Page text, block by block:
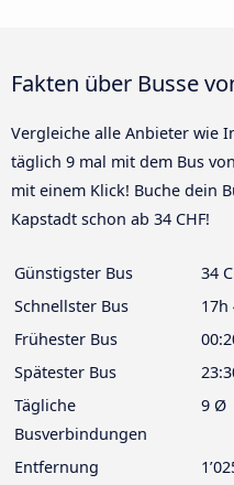
Fakten über Busse
Vergleiche alle Anbieter wie
täglich 9 mal mit dem Bus
mit einem Klick! Buche dein
Kapstadt schon ab 34 CHF!
Günstigster Bus
34
Schnellster Bus
17h
Frühester Bus
Spätester Bus
Tägliche
Busverbindungen
9 Ø
Entfernung